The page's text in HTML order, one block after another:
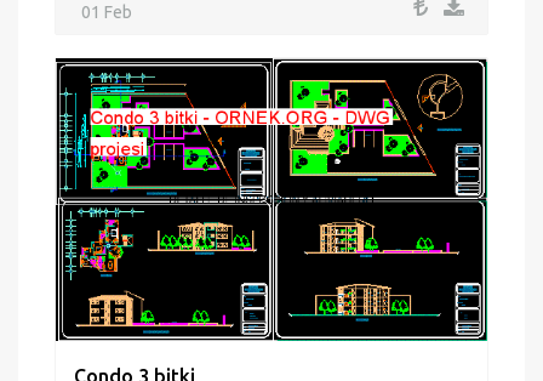
01 Feb
Condo 3 bitki